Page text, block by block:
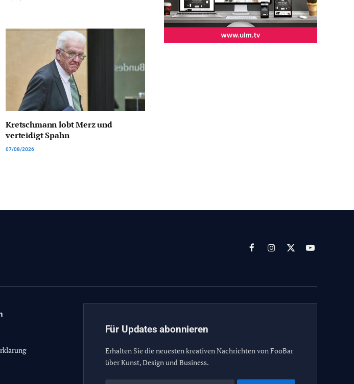
Kretschmann lobt Merz und
verteidigt Spahn
07/08/2026
FacebookInstagram
X
YouTube
Für Updates abonnieren
Erhalten Sie die neuesten kreativen Nachrichten von FooBar
über Kunst, Design und Business.